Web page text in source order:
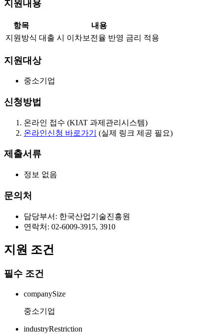
지원내용
항목
내용
지원방식 대출 시 이차보전율 반영 금리 적용
지원대상
중소기업
신청방법
온라인 접수 (KIAT 과제관리시스템)
온라인신청 바로가기
(실제 링크 제공 필요)
제출서류
정보 없음
문의처
담당부서: 한국산업기술진흥원
연락처: 02-6009-3915, 3910
지원 조건
필수 조건
companySize
중소기업
industryRestriction